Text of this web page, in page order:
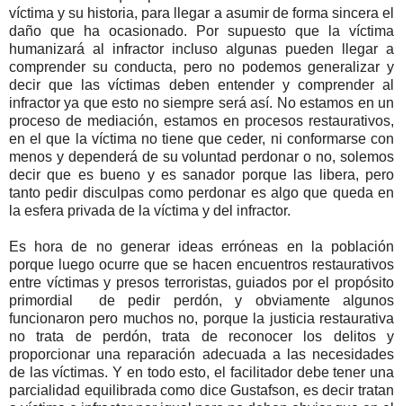
víctima y su historia, para llegar a asumir de forma sincera el
daño que ha ocasionado. Por supuesto que la víctima
humanizará al infractor incluso algunas pueden llegar a
comprender su conducta, pero no podemos generalizar y
decir que las víctimas deben entender y comprender al
infractor ya que esto no siempre será así. No estamos en un
proceso de mediación, estamos en procesos restaurativos,
en el que la víctima no tiene que ceder, ni conformarse con
menos y dependerá de su voluntad perdonar o no, solemos
decir que es bueno y es sanador porque las libera, pero
tanto pedir disculpas como perdonar es algo que queda en
la esfera privada de la víctima y del infractor.
Es hora de no generar ideas erróneas en la población
porque luego ocurre que se hacen encuentros restaurativos
entre víctimas y presos terroristas, guiados por el propósito
primordial de pedir perdón, y obviamente algunos
funcionaron pero muchos no, porque la justicia restaurativa
no trata de perdón, trata de reconocer los delitos y
proporcionar una reparación adecuada a las necesidades
de las víctimas. Y en todo esto, el facilitador debe tener una
parcialidad equilibrada como dice Gustafson, es decir tratan